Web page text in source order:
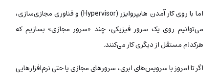
اما با روی کار آمدن هایپروایزر (Hypervisor) و فناوری مجازی‌سازی،
می‌توانیم روی یک سرور فیزیکی، چند «سرور مجازی» بسازیم که
هرکدام مستقل از دیگری کار می‌کنند.
اگر تا امروز با سرویس‌های ابری، سرورهای مجازی یا حتی نرم‌افزارهایی